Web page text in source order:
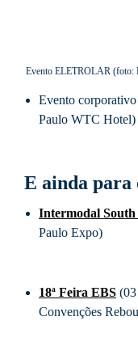
Evento ELETROLAR (foto:
Evento
Paulo WTC Hotel)
E ainda para
Intermodal South
Paulo Expo)
18ª Feira EBS
Convenções